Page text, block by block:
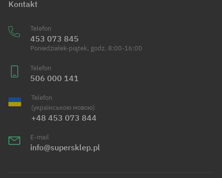
Kontakt
Telefon
453 073 845
Poniedziałek-piątek, godz. 8:00-16:00
Telefon
506 000 141
Telefon
(українською мовою)
+48 453 073 844
E-mail
info@supersklep.pl